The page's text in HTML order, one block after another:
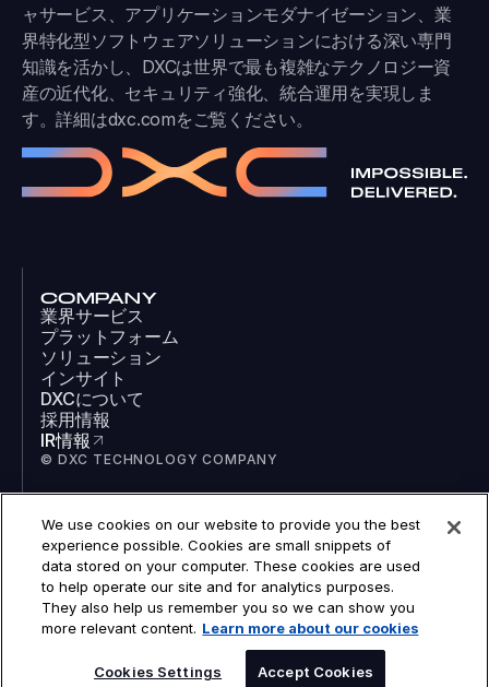
ャサービス、アプリケーションモダナイゼーション、業
界特化型ソフトウェアソリューションにおける深い専門
知識を活かし、DXCは世界で最も複雑なテクノロジー資
産の近代化、セキュリティ強化、統合運用を実現しま
す。詳細はdxc.comをご覧ください。
COMPANY
業界サービス
プラットフォーム
ソリューション
インサイト
DXCについて
採用情報
IR情報
© DXC TECHNOLOGY COMPANY
SOCIAL
LinkedIn
Facebook
Instagram
YouTube
COOKIES
We use cookies on our website to provide you the best
experience possible. Cookies are small snippets of
data stored on your computer. These cookies are used
to help operate our site and for analytics purposes.
They also help us remember you so we can show you
more relevant content. Learn more about our cookies
Cookies Settings Accept Cookies